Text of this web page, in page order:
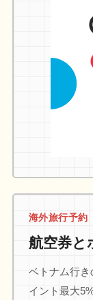
海外旅行予約
航空券と
ベトナム行
イント最大